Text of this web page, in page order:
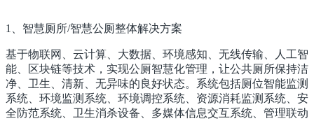
1、智慧厕所/智慧公厕整体解决方案
基于物联网、云计算、大数据、环境感知、无线传输、人工智
能、区块链等技术，实现公厕智慧化管理，让公共厕所保持洁
净、卫生、清新、无异味的良好状态。系统包括厕位智能监测
系统、环境监测系统、环境调控系统、资源消耗监测系统、安
全防范系统、卫生消杀设备、多媒体信息交互系统、管理联动